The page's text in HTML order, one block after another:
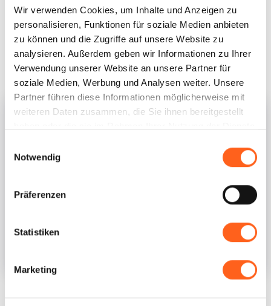
Wir verwenden Cookies, um Inhalte und Anzeigen zu
personalisieren, Funktionen für soziale Medien anbieten
zu können und die Zugriffe auf unsere Website zu
analysieren. Außerdem geben wir Informationen zu Ihrer
Verwendung unserer Website an unsere Partner für
soziale Medien, Werbung und Analysen weiter. Unsere
Partner führen diese Informationen möglicherweise mit
weiteren Daten zusammen, die Sie ihnen bereitgestellt
Notwendig
Präferenzen
Statistiken
Marketing
Kultur, sind die Museen geöffnet, und
der Eintritt ist kostenlos.